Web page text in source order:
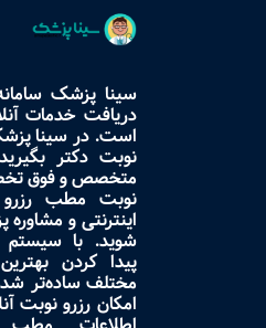
سینا پزشک
دریافت خدمات
است. در سینا
نوبت دکتر
متخصص و فوق
نوبت مطب
اینترنتی و مشاوره
شوید. با سیستم
پیدا کردن
مختلف ساده‌تر
امکان رزرو نوبت